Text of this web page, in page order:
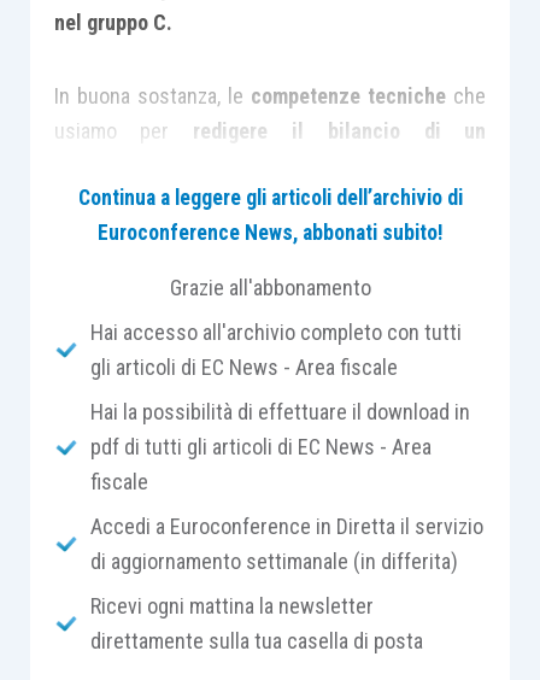
nel gruppo C.
In buona sostanza, le competenze tecniche che
usiamo per redigere il bilancio di un
della holding.
Purtroppo, la questione non è così semplice. Si
abbiano interessato ilbilancio delle holding
quanto il legislatore è intervenuto sul tema con la
Legge europea n. 2019/2020 introducendo
disposizioni per l’adempimento degli obblighi
derivanti dall’appartenenza dell’Italia all’Unione
Europea.
Si tratta della L. 238/2021. L’
articolo 24, comma
2, in particolare, ha modificato le norme del
articolo 2435-
Continua a leggere gli articoli dell’archivio di
Euroconference News, abbonati subito!
Grazie all'abbonamento
Hai accesso all'archivio completo con tutti
gli articoli di EC News - Area fiscale
Hai la possibilità di effettuare il download in
pdf di tutti gli articoli di EC News - Area
fiscale
Accedi a Euroconference in Diretta il servizio
di aggiornamento settimanale (in differita)
Ricevi ogni mattina la newsletter
direttamente sulla tua casella di posta